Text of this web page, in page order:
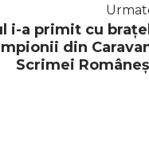
i-a primit cu
din
Scrimei